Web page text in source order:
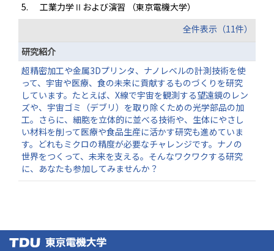
5.
工業力学Ⅱおよび演習 （東京電機大学）
全件表示（11件）
研究紹介
超精密加工や金属3Dプリンタ、ナノレベルの計測技術を使
って、宇宙や医療、食の未来に貢献するものづくりを研究
しています。たとえば、X線で宇宙を観測する望遠鏡のレン
ズや、宇宙ゴミ（デブリ）を取り除くための光学部品の加
工。さらに、細胞を立体的に並べる技術や、生体にやさし
い材料を削って医療や食品生産に活かす研究も進めていま
す。どれもミクロの精度が必要なチャレンジです。ナノの
世界をつくって、未来を支える。そんなワクワクする研究
に、あなたも参加してみませんか？